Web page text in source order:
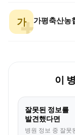
가 가평축산농
이
잘못된 정보를
발견했다면
병원 정보 중 잘못